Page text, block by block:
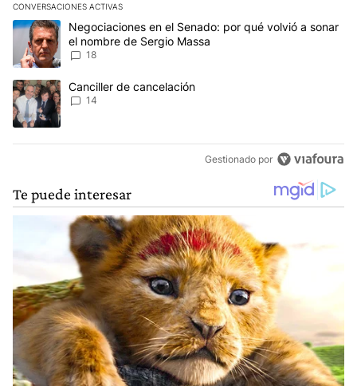
CONVERSACIONES ACTIVAS
Este listado muestra los artículos con más comentarios en los
Un artículo de tendencia con el título "Negociaciones en el
Negociaciones en el Senado: por qué volvió a sonar
el nombre de Sergio Massa
18
Un artículo de tendencia con el título "Canciller de cancelación"
Canciller de cancelación
14
Gestionado por